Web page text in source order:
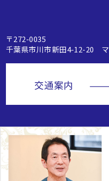
〒272-0035
千葉県市川市新田4-12-20 マ